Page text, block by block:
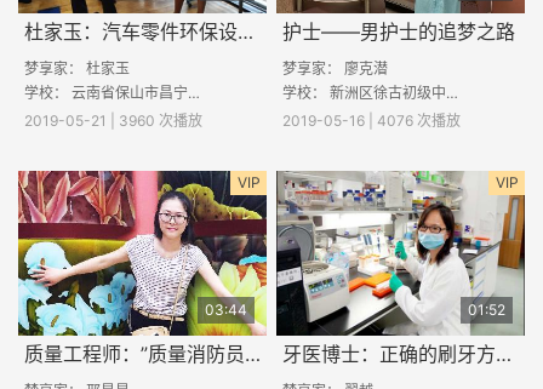
杜家玉：汽车零件环保设计的要点
梦享家： 杜家玉
学校： 云南省保山市昌宁县一中
2019-05-21 | 3960 次播放
护士——男护士的追梦之路
梦享家： 廖克潜
学校： 新洲区徐古初级中学
2019-05-16 | 4076 次播放
VIP
03:44
质量工程师：”质量消防员“是如何工作的
VIP
01:52
牙医博士：正确的刷牙方式是什么样的？